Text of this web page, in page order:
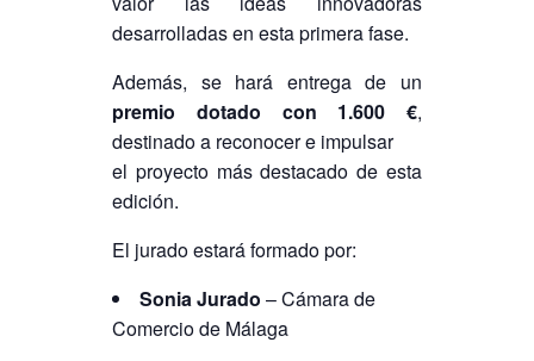
desarrolladas en esta primera fase.
Además, se hará entrega de un
premio dotado con 1.600 €,
destinado a reconocer e impulsar
el proyecto más destacado de esta
edición.
El jurado estará formado por:
Sonia Jurado – Cámara de
Comercio de Málaga